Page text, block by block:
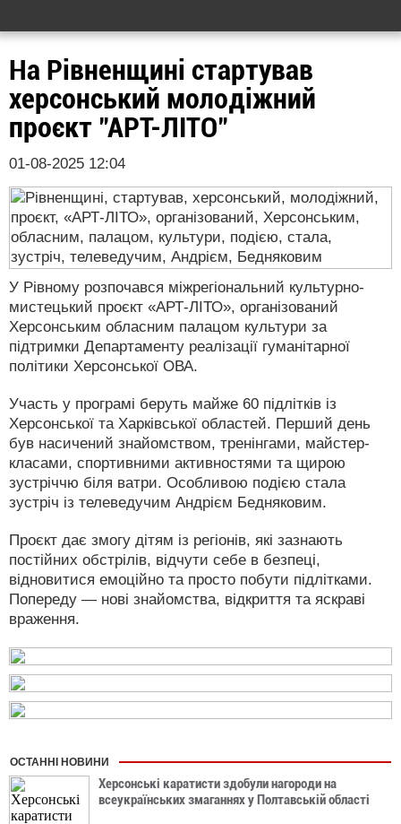
На Рівненщині стартував
херсонський молодіжний
проєкт "АРТ-ЛІТО"
01-08-2025 12:04
У Рівному розпочався міжрегіональний культурно-
мистецький проєкт «АРТ-ЛІТО», організований
Херсонським обласним палацом культури за
підтримки Департаменту реалізації гуманітарної
політики Херсонської ОВА.
Участь у програмі беруть майже 60 підлітків із
Херсонської та Харківської областей. Перший день
був насичений знайомством, тренінгами, майстер-
класами, спортивними активностями та щирою
зустріччю біля ватри. Особливою подією стала
зустріч із телеведучим Андрієм Бедняковим.
Проєкт дає змогу дітям із регіонів, які зазнають
постійних обстрілів, відчути себе в безпеці,
відновитися емоційно та просто побути підлітками.
Попереду — нові знайомства, відкриття та яскраві
враження.
ОСТАННІ НОВИНИ
Херсонські каратисти здобули нагороди на
всеукраїнських змаганнях у Полтавській області